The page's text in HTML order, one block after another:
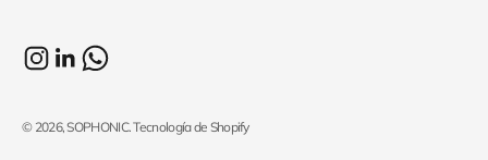
© 2026, SOPHONIC.Tecnología de Shopify